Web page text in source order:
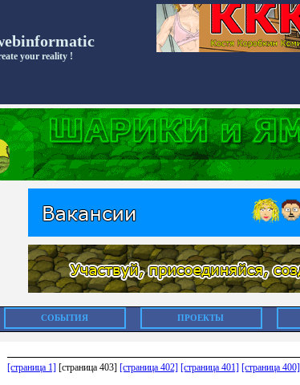
your reality !
СОБЫТИЯ ПРОЕКТЫ
[страница 1] [страница 403] [страница 402] [страница 401] [страница 400]